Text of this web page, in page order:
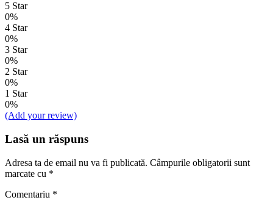
5 Star
0%
4 Star
0%
3 Star
0%
2 Star
0%
1 Star
0%
(Add your review)
Lasă un răspuns
Adresa ta de email nu va fi publicată. Câmpurile obligatorii sunt
marcate cu *
Comentariu *